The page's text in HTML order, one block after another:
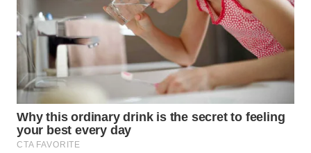
WAHANA
NEWS
WAHANA
TANI
WAHANA
ADVOKAT